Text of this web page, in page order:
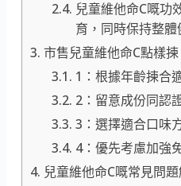
兒童維他命C嘅功
育，同時保持整體
市售兒童維他命C點樣
1：根據年齡揀合
2：留意成份同認
3：選擇適合口味
4：優先考慮加強
兒童維他命C嘅常見問